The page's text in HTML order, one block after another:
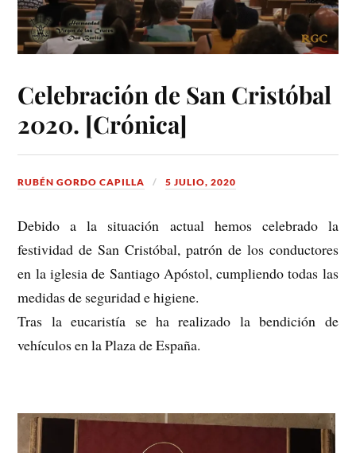
Celebración de San Cristóbal
2020. [Crónica]
RUBÉN GORDO CAPILLA 5 JULIO, 2020
Debido a la situación actual hemos celebrado la
festividad de San Cristóbal, patrón de los conductores
en la iglesia de Santiago Apóstol, cumpliendo todas las
medidas de seguridad e higiene.
Tras la eucaristía se ha realizado la bendición de
vehículos en la Plaza de España.